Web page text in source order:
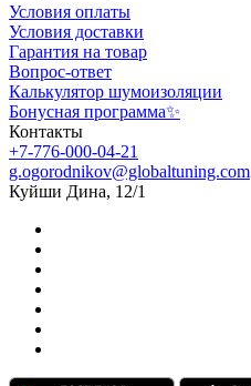
Условия оплаты
Условия доставки
Гарантия на товар
Вопрос-ответ
Калькулятор шумоизоляции
Бонусная программа✨
Контакты
+7-776-000-04-21
g.ogorodnikov@globaltuning.com
Куйши Дина, 12/1